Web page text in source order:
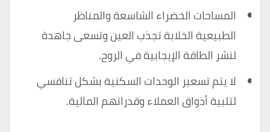
المساحات الخضراء الشاسعة والمناظر
الطبيعية الخلابة تجذب العين وتسعى جاهدة
لنشر الطاقة الإيجابية في الروح.
لا يتم تسعير الوحدات السكنية بشكل تنافسي
لتلبية أذواق العملاء وقدراتهم المالية.